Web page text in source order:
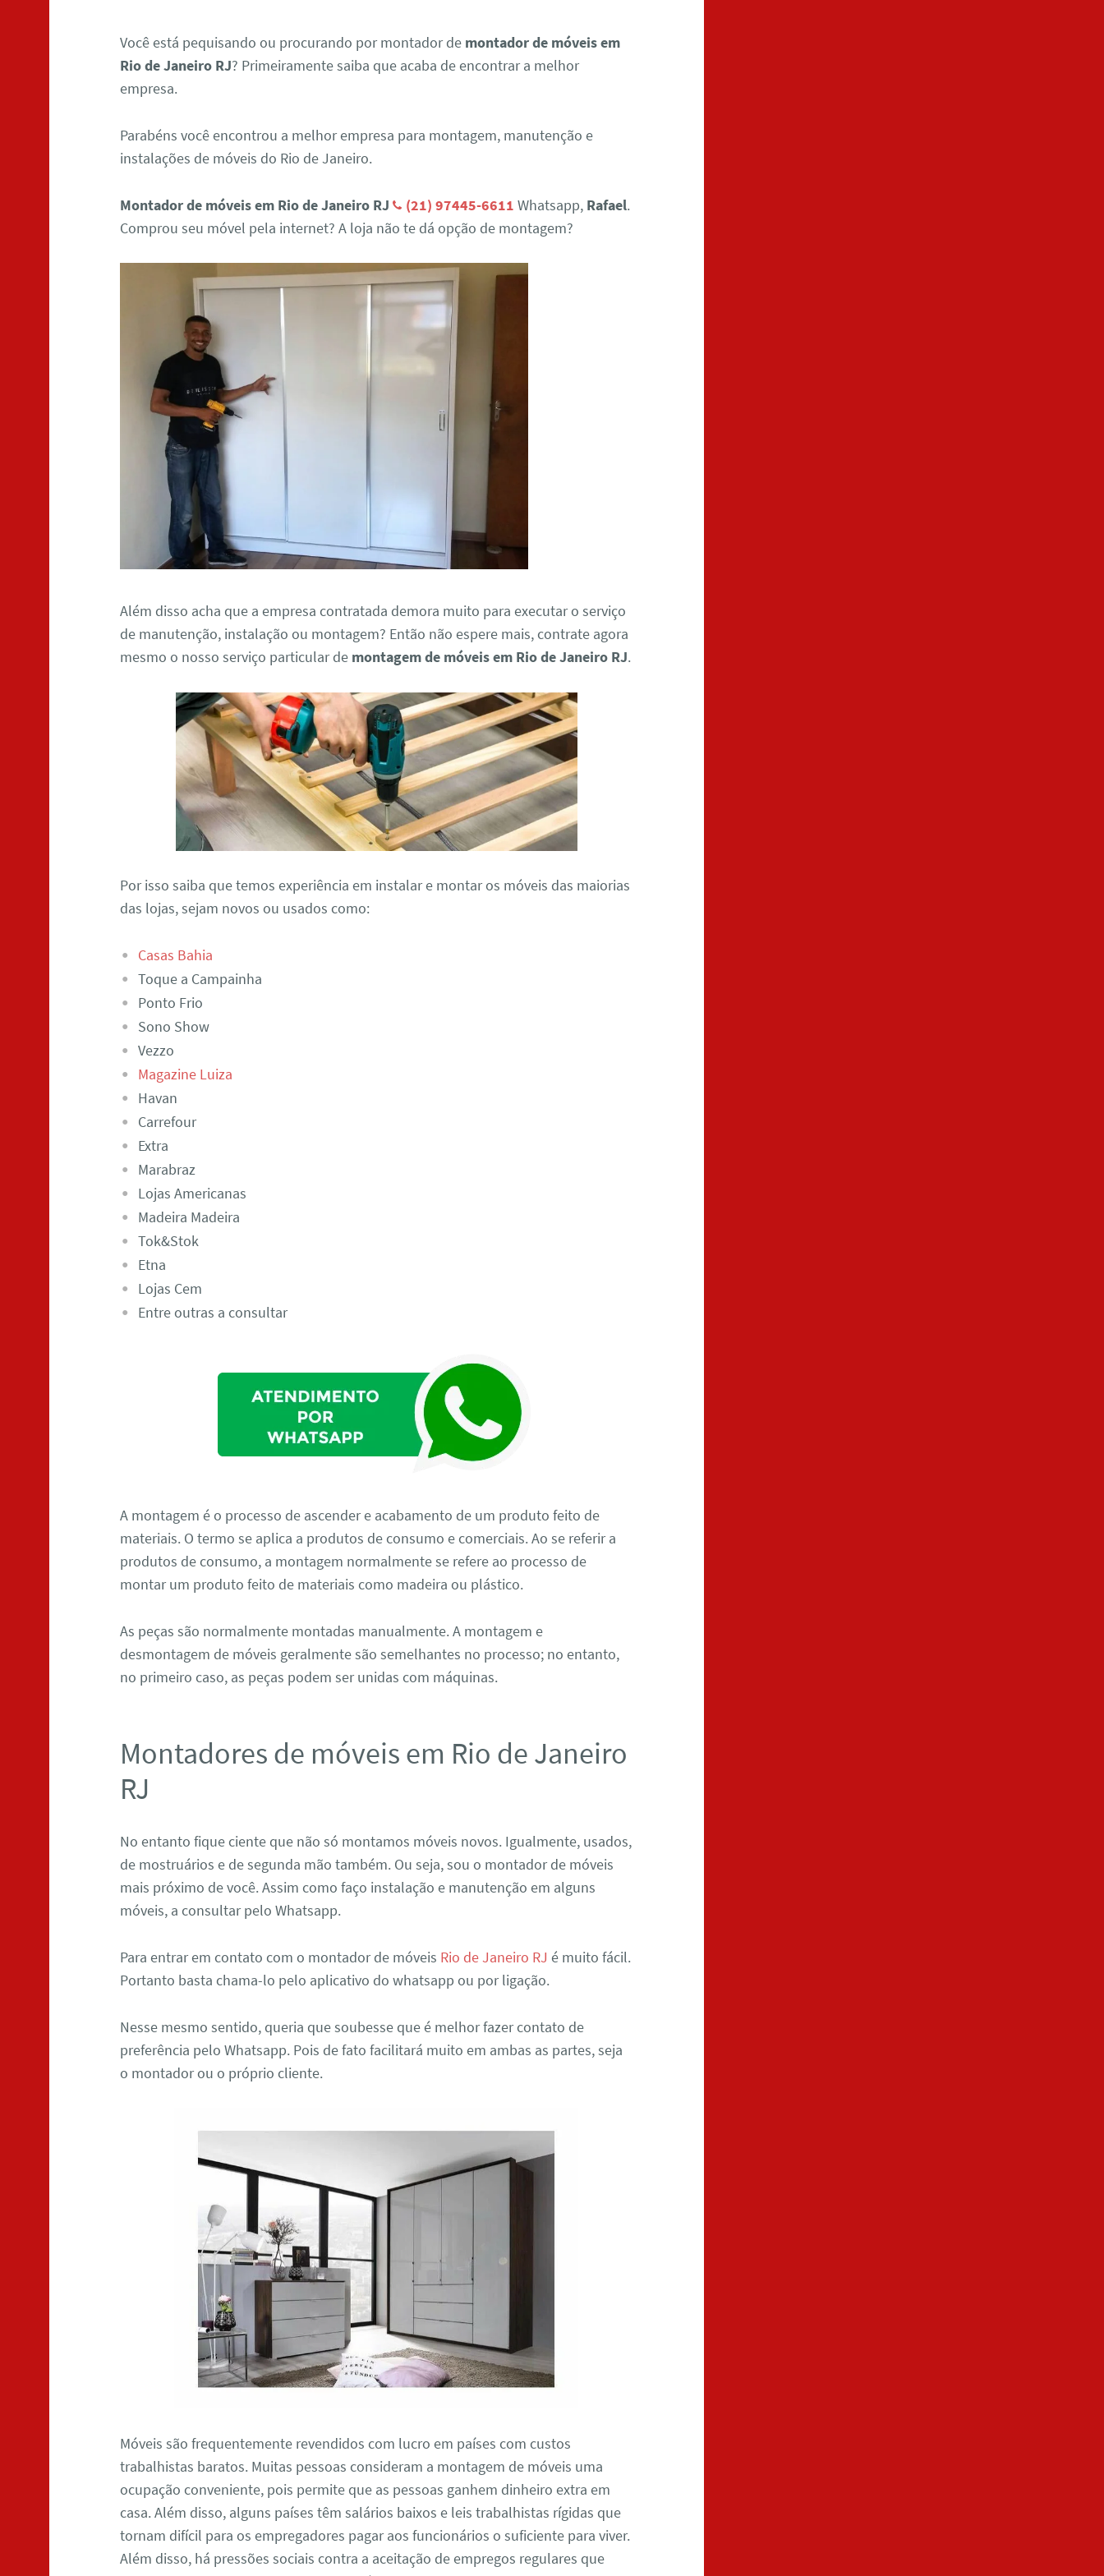
Você está pequisando ou procurando por montador de montador de móveis em
Rio de Janeiro RJ? Primeiramente saiba que acaba de encontrar a melhor
empresa.
Parabéns você encontrou a melhor empresa para montagem, manutenção e
instalações de móveis do Rio de Janeiro.
Montador de móveis em Rio de Janeiro RJ (21) 97445-6611 Whatsapp, Rafael.
Comprou seu móvel pela internet? A loja não te dá opção de montagem?
Além disso acha que a empresa contratada demora muito para executar o serviço
de manutenção, instalação ou montagem? Então não espere mais, contrate agora
mesmo o nosso serviço particular de montagem de móveis em Rio de Janeiro RJ.
Por isso saiba que temos experiência em instalar e montar os móveis das maiorias
das lojas, sejam novos ou usados como:
Casas Bahia
Toque a Campainha
Ponto Frio
Sono Show
Vezzo
Magazine Luiza
Havan
Carrefour
Extra
Marabraz
Lojas Americanas
Madeira Madeira
Tok&Stok
Etna
Lojas Cem
Entre outras a consultar
A montagem é o processo de ascender e acabamento de um produto feito de
materiais. O termo se aplica a produtos de consumo e comerciais. Ao se referir a
produtos de consumo, a montagem normalmente se refere ao processo de
montar um produto feito de materiais como madeira ou plástico.
As peças são normalmente montadas manualmente. A montagem e
desmontagem de móveis geralmente são semelhantes no processo; no entanto,
no primeiro caso, as peças podem ser unidas com máquinas.
Montadores de móveis em Rio de Janeiro
RJ
No entanto fique ciente que não só montamos móveis novos. Igualmente, usados,
de mostruários e de segunda mão também. Ou seja, sou o montador de móveis
mais próximo de você. Assim como faço instalação e manutenção em alguns
móveis, a consultar pelo Whatsapp.
Para entrar em contato com o montador de móveis Rio de Janeiro RJ é muito fácil.
Portanto basta chama-lo pelo aplicativo do whatsapp ou por ligação.
Nesse mesmo sentido, queria que soubesse que é melhor fazer contato de
preferência pelo Whatsapp. Pois de fato facilitará muito em ambas as partes, seja
o montador ou o próprio cliente.
Móveis são frequentemente revendidos com lucro em países com custos
trabalhistas baratos. Muitas pessoas consideram a montagem de móveis uma
ocupação conveniente, pois permite que as pessoas ganhem dinheiro extra em
casa. Além disso, alguns países têm salários baixos e leis trabalhistas rígidas que
tornam difícil para os empregadores pagar aos funcionários o suficiente para viver.
Além disso, há pressões sociais contra a aceitação de empregos regulares que